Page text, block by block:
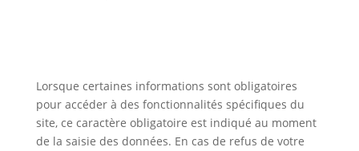
Lorsque certaines informations sont obligatoires
pour accéder à des fonctionnalités spécifiques du
site, ce caractère obligatoire est indiqué au moment
de la saisie des données. En cas de refus de votre